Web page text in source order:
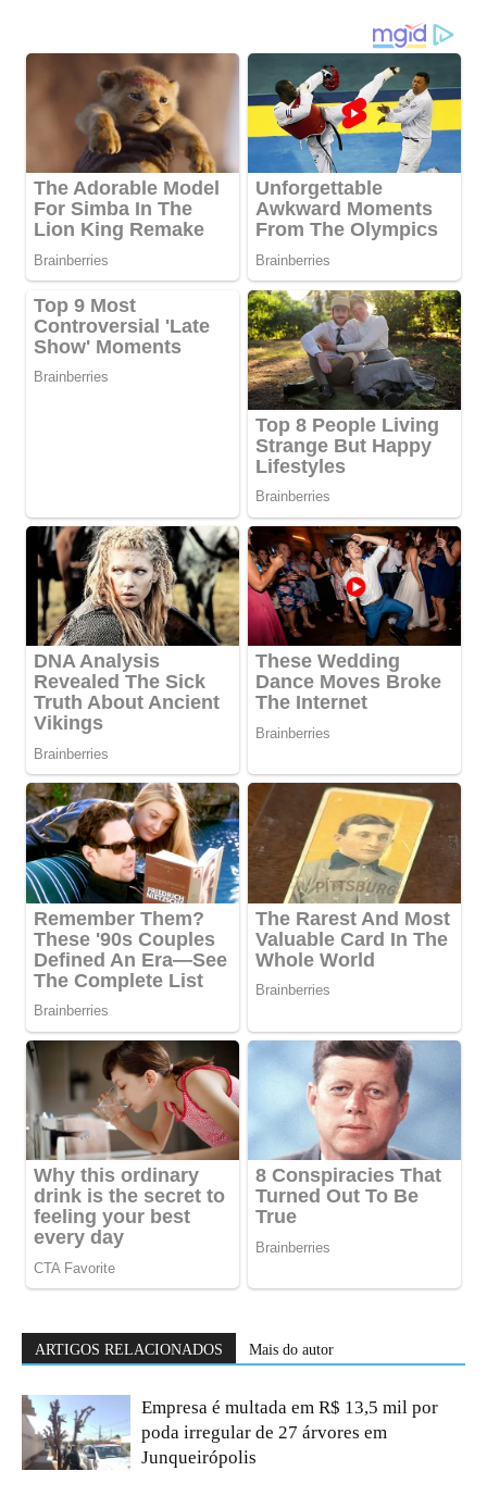
ARTIGOS RELACIONADOS Mais do autor
Empresa é multada em R$ 13,5 mil por
poda irregular de 27 árvores em
Junqueirópolis